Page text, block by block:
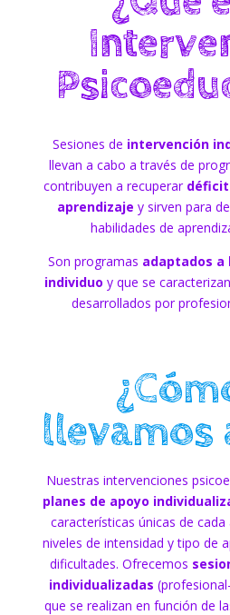
Sesiones de intervención
llevan a cabo a través de
contribuyen a recuperar
aprendizaje y sirven para
habilidades de
Son programas adaptados a
individuo y que se
desarrollados por
llevamos
Nuestras intervenciones
planes de apoyo
características únicas de
niveles de intensidad y tipo de
dificultades. Ofrecemos
individualizadas
que se realizan en función de